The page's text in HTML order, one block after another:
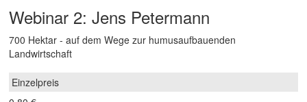
Webinar 2: Jens Petermann
700 Hektar - auf dem Wege zur humusaufbauenden
Landwirtschaft